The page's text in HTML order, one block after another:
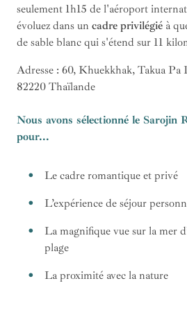
seulement 1h15 de l'aéroport
évoluez dans un cadre privilégié à
de sable blanc qui s'étend sur 11
Adresse : 60, Khuekkhak, Takua
82220 Thaïlande
Nous avons sélectionné le Sarojin
pour...
Le cadre romantique et privé
L’expérience de séjour
La magnifique vue sur la mer
plage
La proximité avec la nature